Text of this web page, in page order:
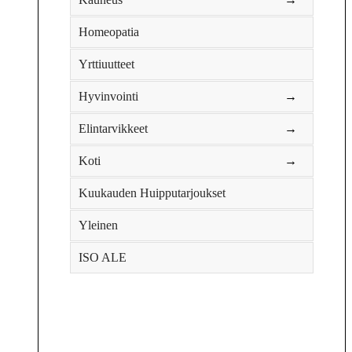
Homeopatia
Yrttiuutteet
Hyvinvointi →
Elintarvikkeet →
Koti →
Kuukauden Huipputarjoukset
Yleinen
ISO ALE